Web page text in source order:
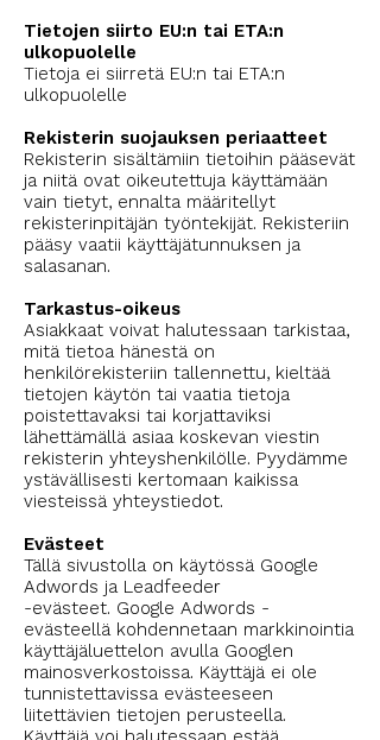
Tietojen siirto EU:n tai ETA:n
ulkopuolelle
Tietoja ei siirretä EU:n tai ETA:n
ulkopuolelle
Rekisterin suojauksen periaatteet
Rekisterin sisältämiin tietoihin pääsevät
ja niitä ovat oikeutettuja käyttämään
vain tietyt, ennalta määritellyt
rekisterinpitäjän työntekijät. Rekisteriin
pääsy vaatii käyttäjätunnuksen ja
salasanan.
Tarkastus-oikeus
Asiakkaat voivat halutessaan tarkistaa,
mitä tietoa hänestä on
henkilörekisteriin tallennettu, kieltää
tietojen käytön tai vaatia tietoja
poistettavaksi tai korjattaviksi
lähettämällä asiaa koskevan viestin
rekisterin yhteyshenkilölle. Pyydämme
ystävällisesti kertomaan kaikissa
viesteissä yhteystiedot.
Evästeet
Tällä sivustolla on käytössä Google
Adwords ja Leadfeeder
-evästeet. Google Adwords -
evästeellä kohdennetaan markkinointia
käyttäjäluettelon avulla Googlen
mainosverkostoissa. Käyttäjä ei ole
tunnistettavissa evästeeseen
liitettävien tietojen perusteella.